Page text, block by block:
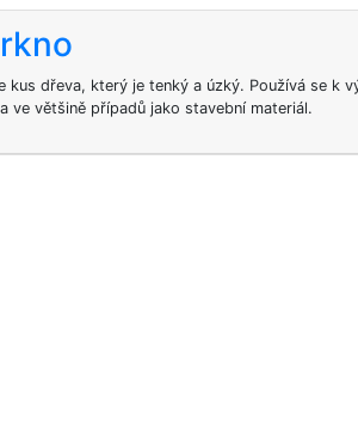
kus dřeva, který je tenký a úzký. Používá se k
ve většině případů jako stavební materiál.